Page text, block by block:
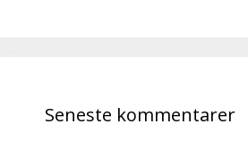
Seneste kommentarer